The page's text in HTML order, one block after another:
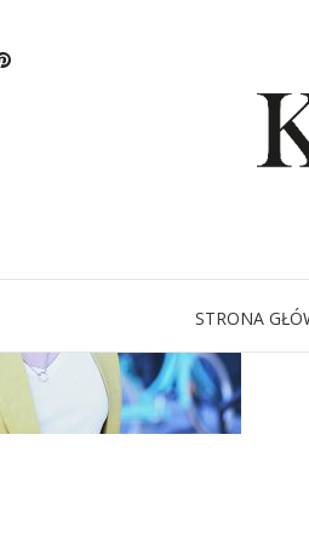
STRONA